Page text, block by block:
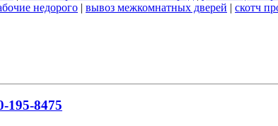
недорого | вывоз межкомнатных дверей | скотч
195-8475